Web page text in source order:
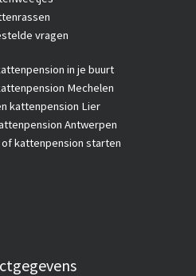
vragen
in je buurt
Mechelen
kattenpension Lier
Antwerpen
kattenpension starten